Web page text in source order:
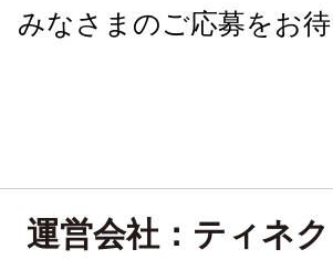
みなさまのご応募をお
運営会社：ティネ